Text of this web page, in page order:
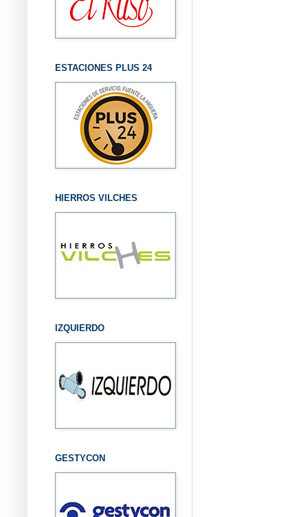
ESTACIONES PLUS 24
HIERROS VILCHES
IZQUIERDO
GESTYCON